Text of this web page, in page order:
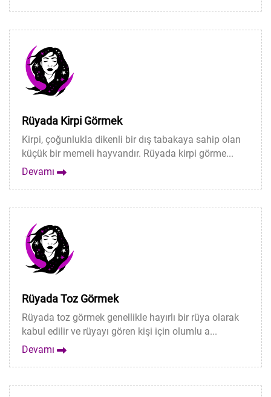
Rüyada Kirpi Görmek
Kirpi, çoğunlukla dikenli bir dış tabakaya sahip olan
küçük bir memeli hayvandır. Rüyada kirpi görme...
Devamı
Rüyada Toz Görmek
Rüyada toz görmek genellikle hayırlı bir rüya olarak
kabul edilir ve rüyayı gören kişi için olumlu a...
Devamı